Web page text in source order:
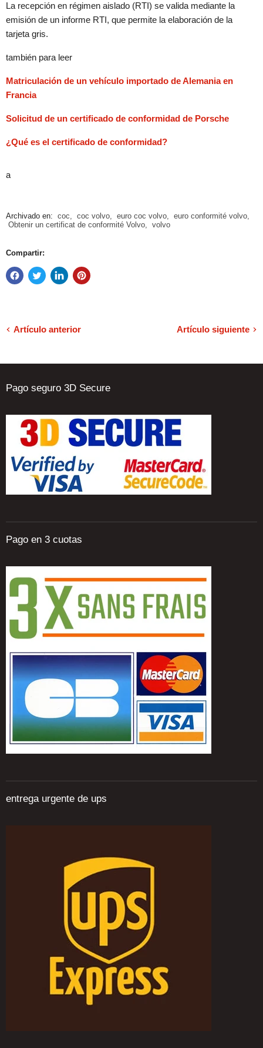
La recepción en régimen aislado (RTI) se valida mediante la
emisión de un informe RTI, que permite la elaboración de la
tarjeta gris.
también para leer
Matriculación de un vehículo importado de Alemania en
Francia
Solicitud de un certificado de conformidad de Porsche
¿Qué es el certificado de conformidad?
a
Archivado en: coc, coc volvo, euro coc volvo, euro conformité volvo,
Obtenir un certificat de conformité Volvo, volvo
Compartir:
Artículo anterior Artículo siguiente
Pago seguro 3D Secure
Pago en 3 cuotas
entrega urgente de ups